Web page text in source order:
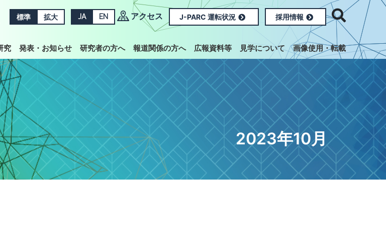
標準 拡大 JA EN アクセス J-PARC 運転状況 採用情報
究 発表・お知らせ 研究者の方へ 報道関係の方へ 広報資料等 見学について 画像使用・転載
2023年10月